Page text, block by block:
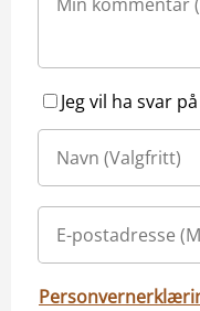
Jeg vil ha svar